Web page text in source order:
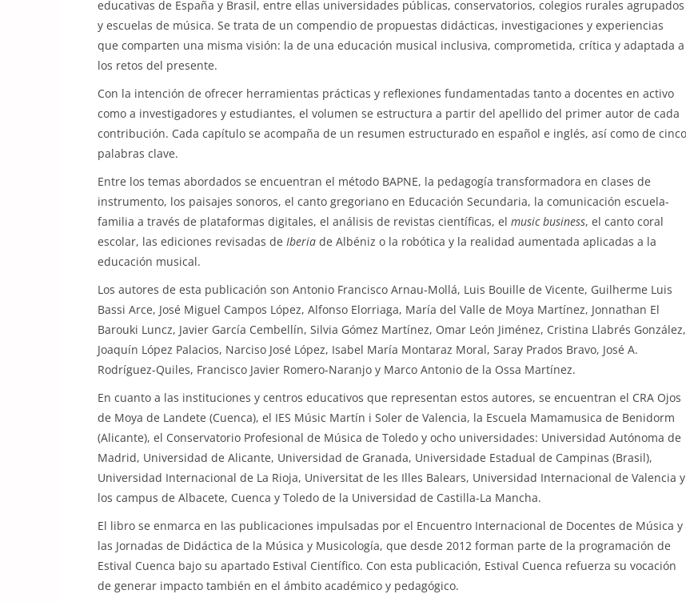
educativas de España y Brasil, entre ellas universidades públicas, conservatorios, colegios rurales agrupados
y escuelas de música. Se trata de un compendio de propuestas didácticas, investigaciones y experiencias
que comparten una misma visión: la de una educación musical inclusiva, comprometida, crítica y adaptada a
los retos del presente.
Con la intención de ofrecer herramientas prácticas y reflexiones fundamentadas tanto a docentes en activo
como a investigadores y estudiantes, el volumen se estructura a partir del apellido del primer autor de cada
contribución. Cada capítulo se acompaña de un resumen estructurado en español e inglés, así como de cinco
palabras clave.
Entre los temas abordados se encuentran el método BAPNE, la pedagogía transformadora en clases de
instrumento, los paisajes sonoros, el canto gregoriano en Educación Secundaria, la comunicación escuela-
familia a través de plataformas digitales, el análisis de revistas científicas, el music business, el canto coral
escolar, las ediciones revisadas de Iberia de Albéniz o la robótica y la realidad aumentada aplicadas a la
educación musical.
Los autores de esta publicación son Antonio Francisco Arnau-Mollá, Luis Bouille de Vicente, Guilherme Luis
Bassi Arce, José Miguel Campos López, Alfonso Elorriaga, María del Valle de Moya Martínez, Jonnathan El
Barouki Luncz, Javier García Cembellín, Silvia Gómez Martínez, Omar León Jiménez, Cristina Llabrés González,
Joaquín López Palacios, Narciso José López, Isabel María Montaraz Moral, Saray Prados Bravo, José A.
Rodríguez-Quiles, Francisco Javier Romero-Naranjo y Marco Antonio de la Ossa Martínez.
En cuanto a las instituciones y centros educativos que representan estos autores, se encuentran el CRA Ojos
de Moya de Landete (Cuenca), el IES Músic Martín i Soler de Valencia, la Escuela Mamamusica de Benidorm
(Alicante), el Conservatorio Profesional de Música de Toledo y ocho universidades: Universidad Autónoma de
Madrid, Universidad de Alicante, Universidad de Granada, Universidade Estadual de Campinas (Brasil),
Universidad Internacional de La Rioja, Universitat de les Illes Balears, Universidad Internacional de Valencia y
los campus de Albacete, Cuenca y Toledo de la Universidad de Castilla-La Mancha.
El libro se enmarca en las publicaciones impulsadas por el Encuentro Internacional de Docentes de Música y
las Jornadas de Didáctica de la Música y Musicología, que desde 2012 forman parte de la programación de
Estival Cuenca bajo su apartado Estival Científico. Con esta publicación, Estival Cuenca refuerza su vocación
de generar impacto también en el ámbito académico y pedagógico.